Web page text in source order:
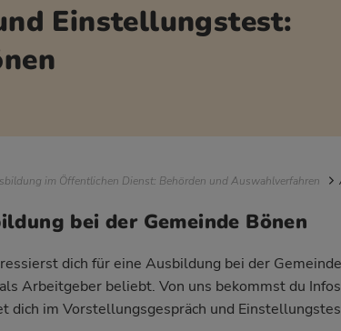
Einstellungstest:
Navigation
im Öffentlichen Dienst: Behörden und Auswahlverfahren
bei der Gemeinde Bönen
dich für eine Ausbildung bei der
Arbeitgeber beliebt. Von uns bekommst du
dich im Vorstellungsgespräch und